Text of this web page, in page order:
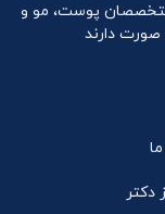
متخصصان پوست، مو و
دارند
دکتر